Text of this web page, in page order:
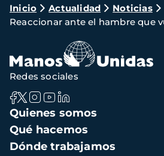
Ruta
de
navegación
Inicio Actualidad
Noticias
Reaccionar ante el hambre que
Navegación
principal
Quienes somos
Qué hacemos
Dónde trabajamos
Redes sociales